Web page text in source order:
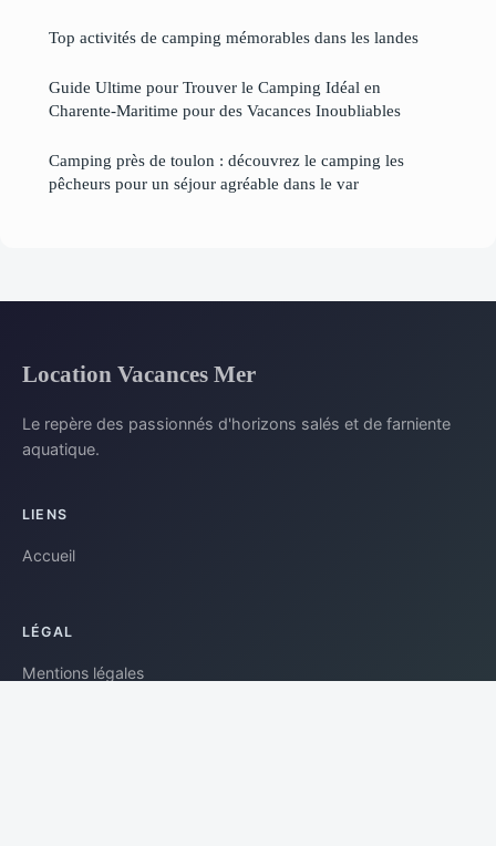
Top activités de camping mémorables dans les landes
Guide Ultime pour Trouver le Camping Idéal en
Charente-Maritime pour des Vacances Inoubliables
Camping près de toulon : découvrez le camping les
pêcheurs pour un séjour agréable dans le var
Location Vacances Mer
Le repère des passionnés d'horizons salés et de farniente
aquatique.
LIENS
Accueil
LÉGAL
Mentions légales